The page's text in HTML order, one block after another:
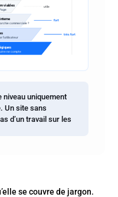
viables utile
commerciale ?
fort
l’utilisateur
très fort
ne compte
niveau uniquement
Un site sans
d’un travail sur les
se couvre de jargon.